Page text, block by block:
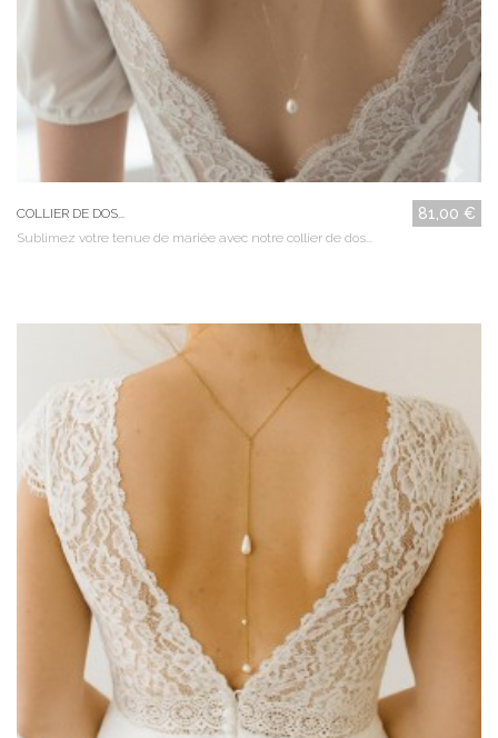
COLLIER DE DOS... 81,00 €
Sublimez votre tenue de mariée avec notre collier de dos...